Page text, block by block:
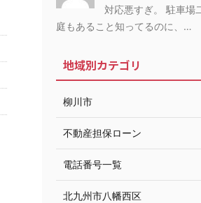
対応悪すぎ。 駐車場
庭もあること知ってるのに、…
地域別カテゴリ
柳川市
不動産担保ローン
電話番号一覧
北九州市八幡西区